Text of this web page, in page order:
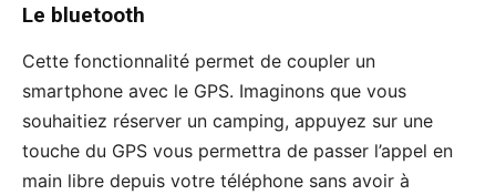
Le bluetooth
Cette fonctionnalité permet de coupler un
smartphone avec le GPS. Imaginons que vous
souhaitiez réserver un camping, appuyez sur une
touche du GPS vous permettra de passer l’appel en
main libre depuis votre téléphone sans avoir à